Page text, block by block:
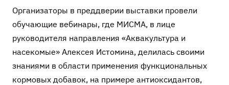
Организаторы в преддверии выставки провели
обучающие вебинары, где МИСМА, в лице
руководителя направления «Аквакультура и
насекомые» Алексея Истомина, делилась своими
знаниями в области применения функциональных
кормовых добавок, на примере антиоксидантов,